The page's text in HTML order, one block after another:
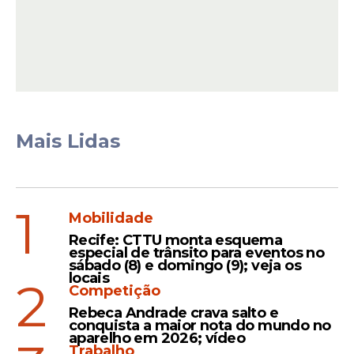
Chaiany
Cowboy - "frouxo"
Jonas - "covarde"
Cowboy - "arregão"
Solange - "frouxa"
Cowboy
Mais Lidas
1
Mobilidade
Recife: CTTU monta esquema
especial de trânsito para eventos no
sábado (8) e domingo (9); veja os
locais
2
Competição
Rebeca Andrade crava salto e
conquista a maior nota do mundo no
aparelho em 2026; vídeo